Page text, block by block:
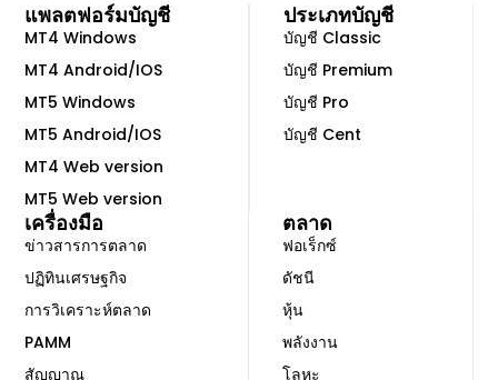
ประเภทบัญชี
บัญชี Classic
บัญชี Premium
บัญชี Pro
บัญชี Cent
แพลตฟอร์มบัญชี
MT4 Windows
MT4 Android/IOS
MT5 Windows
MT5 Android/IOS
MT4 Web version
MT5 Web version
ตลาด
ฟอเร็กซ์
ดัชนี
หุ้น
พลังงาน
โลหะ
เครื่องมือ
ข่าวสารการตลาด
ปฏิทินเศรษฐกิจ
การวิเคราะห์ตลาด
PAMM
สัญญาณ